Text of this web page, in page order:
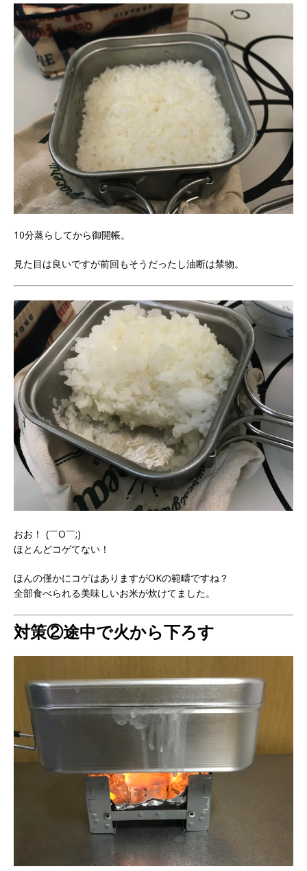
10分蒸らしてから御開帳。
見た目は良いですが前回もそうだったし油断は禁物。
おお！ (￣O￣;)
ほとんどコゲてない！
ほんの僅かにコゲはありますがOKの範疇ですね？
全部食べられる美味しいお米が炊けてました。
対策②途中で火から下ろす